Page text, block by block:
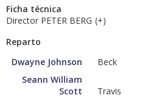
Ficha técnica
Director PETER BERG (+)
Reparto
Dwayne Johnson
Beck
Seann William
Scott
Travis